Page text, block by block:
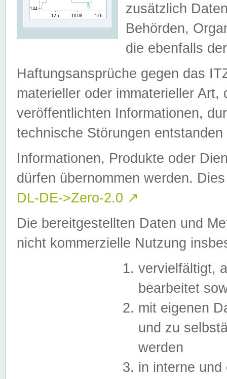
zusätzlich
Behörden,
die ebenfalls
Haftungsansprüche gegen das
materieller oder immaterieller
veröffentlichten Informationen,
technische Störungen
Informationen, Produkte oder
dürfen übernommen werden.
DL-DE->Zero-2.0 ↗
Die bereitgestellten Daten und
nicht kommerzielle Nutzung
vervielfältigt,
bearbeitet
mit eigenen
und zu
werden
in interne